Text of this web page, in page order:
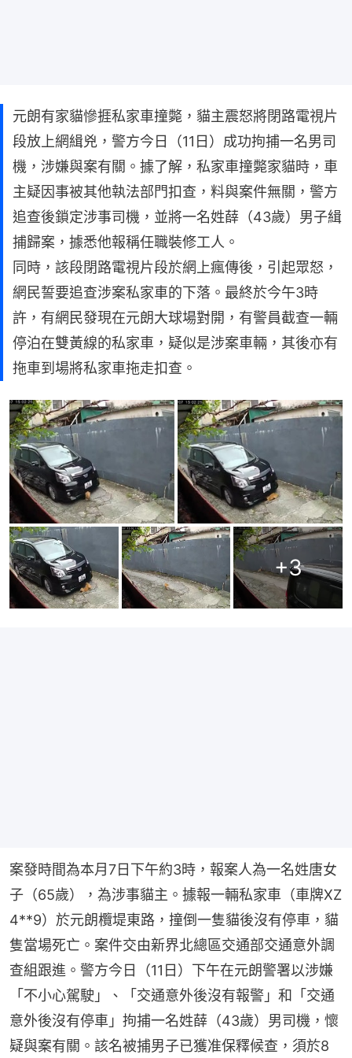
元朗有家貓慘捱私家車撞斃，貓主震怒將閉路電視片
段放上網緝兇，警方今日（11日）成功拘捕一名男司
機，涉嫌與案有關。據了解，私家車撞斃家貓時，車
主疑因事被其他執法部門扣查，料與案件無關，警方
追查後鎖定涉事司機，並將一名姓薛（43歲）男子緝
捕歸案，據悉他報稱任職裝修工人。
同時，該段閉路電視片段於網上瘋傳後，引起眾怒，
網民誓要追查涉案私家車的下落。最終於今午3時
許，有網民發現在元朗大球場對開，有警員截查一輛
停泊在雙黃線的私家車，疑似是涉案車輛，其後亦有
拖車到場將私家車拖走扣查。
+3
案發時間為本月7日下午約3時，報案人為一名姓唐女
子（65歲），為涉事貓主。據報一輛私家車（車牌XZ
4**9）於元朗欖堤東路，撞倒一隻貓後沒有停車，貓
隻當場死亡。案件交由新界北總區交通部交通意外調
查組跟進。警方今日（11日）下午在元朗警署以涉嫌
「不小心駕駛」、「交通意外後沒有報警」和「交通
意外後沒有停車」拘捕一名姓薛（43歲）男司機，懷
疑與案有關。該名被捕男子已獲准保釋候查，須於8